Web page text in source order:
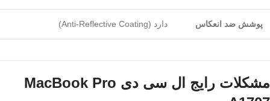
پوشش ضد انعکاس دارد (Anti-Reflective Coating)
مشکلات رایج ال ‌سی ‌دی MacBook Pro